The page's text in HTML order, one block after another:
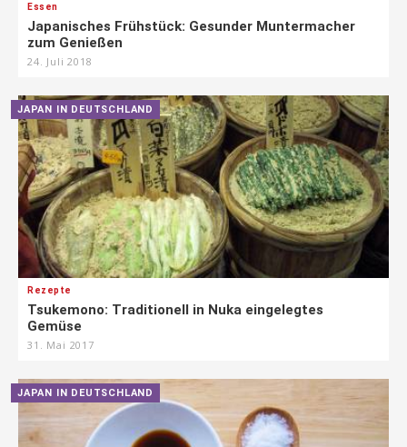
Essen
Japanisches Frühstück: Gesunder Muntermacher
zum Genießen
24. Juli 2018
JAPAN IN DEUTSCHLAND
Rezepte
Tsukemono: Traditionell in Nuka eingelegtes
Gemüse
31. Mai 2017
JAPAN IN DEUTSCHLAND